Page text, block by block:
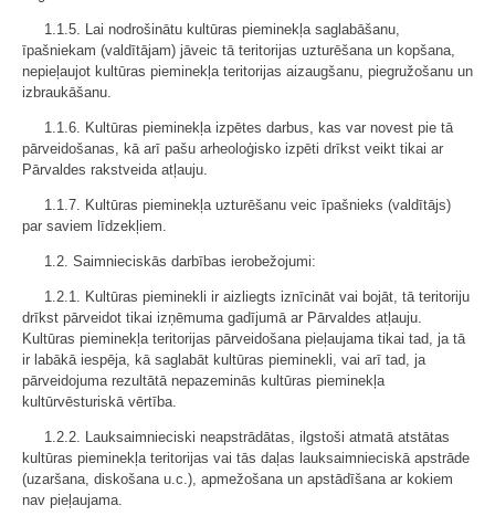
1.1.5. Lai nodrošinātu kultūras pieminekļa saglabāšanu,
īpašniekam (valdītājam) jāveic tā teritorijas uzturēšana un kopšana,
nepieļaujot kultūras pieminekļa teritorijas aizaugšanu, piegružošanu un
izbraukāšanu.
1.1.6. Kultūras pieminekļa izpētes darbus, kas var novest pie tā
pārveidošanas, kā arī pašu arheoloģisko izpēti drīkst veikt tikai ar
Pārvaldes rakstveida atļauju.
1.1.7. Kultūras pieminekļa uzturēšanu veic īpašnieks (valdītājs)
par saviem līdzekļiem.
1.2. Saimnieciskās darbības ierobežojumi:
1.2.1. Kultūras pieminekli ir aizliegts iznīcināt vai bojāt, tā teritoriju
drīkst pārveidot tikai izņēmuma gadījumā ar Pārvaldes atļauju.
Kultūras pieminekļa teritorijas pārveidošana pieļaujama tikai tad, ja tā
ir labākā iespēja, kā saglabāt kultūras pieminekli, vai arī tad, ja
pārveidojuma rezultātā nepazeminās kultūras pieminekļa
kultūrvēsturiskā vērtība.
1.2.2. Lauksaimnieciski neapstrādātas, ilgstoši atmatā atstātas
kultūras pieminekļa teritorijas vai tās daļas lauksaimnieciskā apstrāde
(uzaršana, diskošana u.c.), apmežošana un apstādīšana ar kokiem
nav pieļaujama.